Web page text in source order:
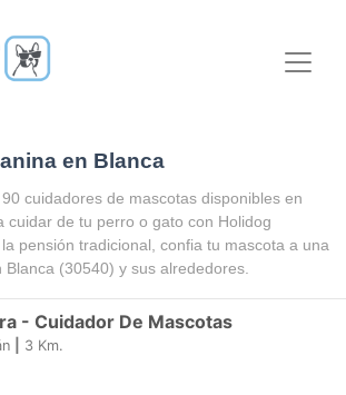
en Blanca
cuidadores de mascotas disponibles en
cuidar de tu perro o gato con Holidog
pensión tradicional, confia tu mascota a una
Blanca (30540) y sus alrededores.
- Cuidador De Mascotas
3 Km.